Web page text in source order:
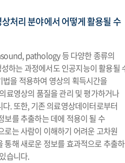
처리 분야에서 어떻게 활용될 수
pathology 등 다양한 종류의
하는 과정에서도 인공지능이 활용될
을 적용하여 영상의 획득시간을
료영상의 품질을 관리 및 평가하거나
. 또한, 기존 의료영상데이터로부터
보를 추출하는 데에 적용이 될 수
로는 사람이 이해하기 어려운 고차원
통해 새로운 정보를 효과적으로 추출
습니다.